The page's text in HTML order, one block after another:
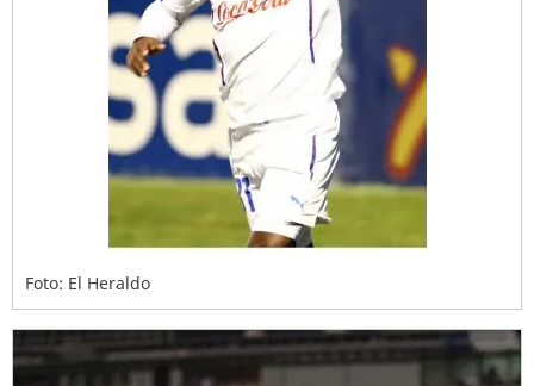
Foto: El Heraldo